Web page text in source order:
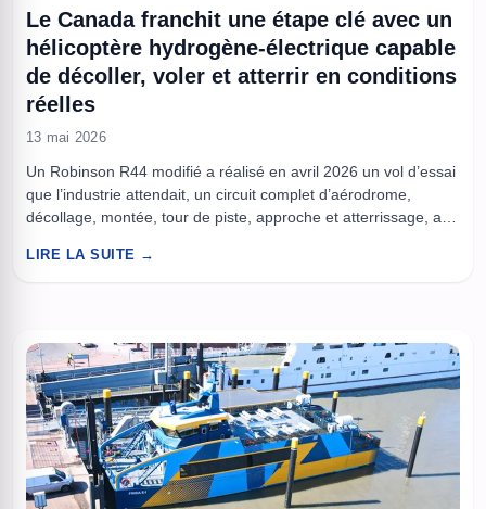
Le Canada franchit une étape clé avec un
hélicoptère hydrogène-électrique capable
de décoller, voler et atterrir en conditions
réelles
13 mai 2026
Un Robinson R44 modifié a réalisé en avril 2026 un vol d’essai
que l’industrie attendait, un circuit complet d’aérodrome,
décollage, montée, tour de piste, approche et atterrissage, au
Le prototype, piloté, combine une propulsion électrique et une
LIRE LA SUITE →